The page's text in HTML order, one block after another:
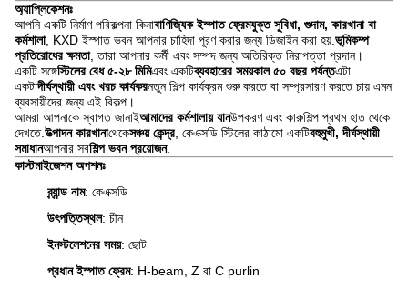
অ্যাপ্লিকেশনঃ
আপনি একটি নির্মাণ পরিকল্পনা কিনাবাণিজ্যিক ইস্পাত ফ্রেমযুক্ত সুবিধা, গুদাম, কারখানা বা
কর্মশালা, KXD ইস্পাত ভবন আপনার চাহিদা পূরণ করার জন্য ডিজাইন করা হয়. ভূমিকম্প
প্রতিরোধের ক্ষমতা, তারা আপনার কর্মী এবং সম্পদ জন্য অতিরিক্ত নিরাপত্তা প্রদান।
একটি সঙ্গেস্টিলের বেধ ৫-২৮ মিমিএবং একটিব্যবহারের সময়কাল ৫০ বছর পর্যন্তএটা
একটাদীর্ঘস্থায়ী এবং খরচ কার্যকরনতুন শিল্প কার্যক্রম শুরু করতে বা সম্প্রসারণ করতে চায় এমন
ব্যবসায়ীদের জন্য এই বিকল্প।
আমরা আপনাকে স্বাগত জানাইআমাদের কর্মশালায় যানউপকরণ এবং কারুশিল্প প্রথম হাত থেকে
দেখতে.উত্পাদন কারখানাথেকেসঞ্চয় কেন্দ্র, কেএক্সডি স্টিলের কাঠামো একটিবহুমুখী, দীর্ঘস্থায়ী
সমাধানআপনার সবশিল্প ভবন প্রয়োজন.
কাস্টমাইজেশন অপশনঃ
ব্র্যান্ড নাম: কেএক্সডি
উৎপত্তিস্থল: চীন
ইনস্টলেশনের সময়: ছোট
প্রধান ইস্পাত ফ্রেম: H-beam, Z বা C purlin